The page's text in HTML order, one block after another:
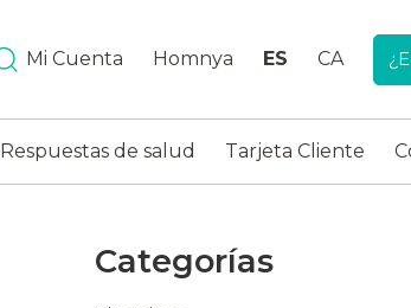
Mi Cuenta Homnya ES CA
Respuestas de salud Tarjeta Cliente
Categorías